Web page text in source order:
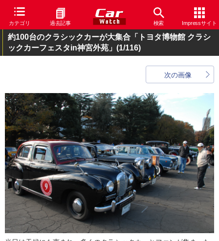
カテゴリ 過去記事 検索 Impressサイト
約100台のクラシックカーが大集合「トヨタ博物館 クラシ
ックカーフェスタin神宮外苑」 (1/116)
次の画像